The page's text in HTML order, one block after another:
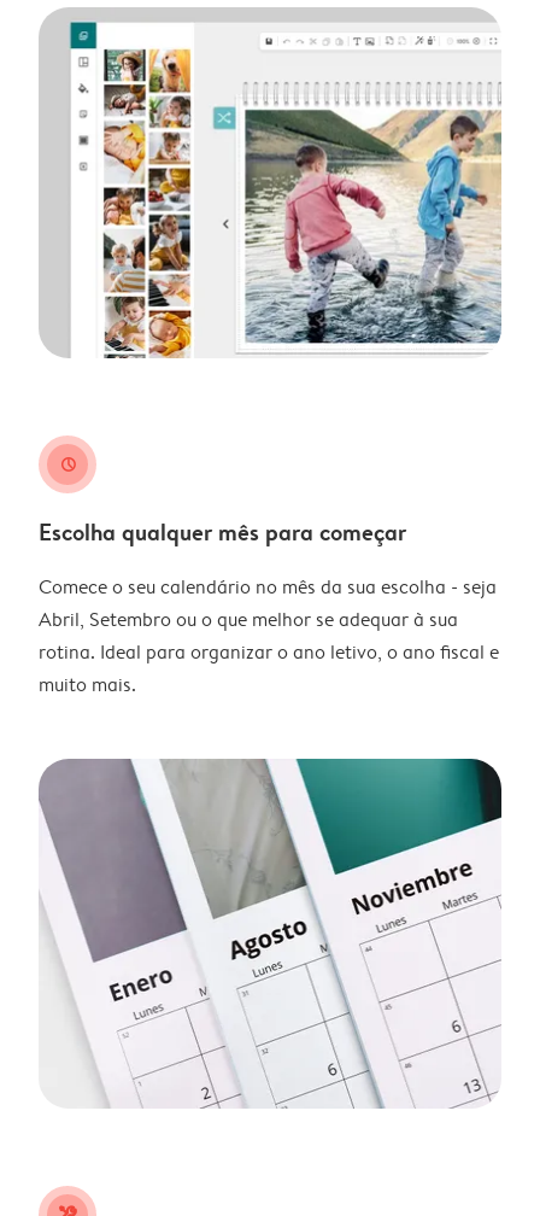
clock
Escolha qualquer mês para começar
Comece o seu calendário no mês da sua escolha - seja
Abril, Setembro ou o que melhor se adequar à sua
rotina. Ideal para organizar o ano letivo, o ano fiscal e
muito mais.